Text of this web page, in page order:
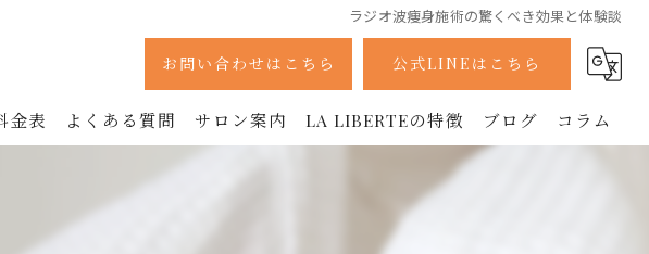
ラジオ波痩身施術の驚くべき効果と体験談
お問い合わせはこちら 公式LINEはこちら
金表
ボディ
よくある質問 サロン案内 LA LIBERTEの特徴 ブログ コラム